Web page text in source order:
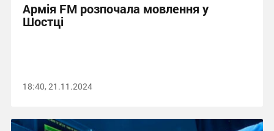
Армія FM розпочала мовлення у
Шостці
18:40, 21.11.2024